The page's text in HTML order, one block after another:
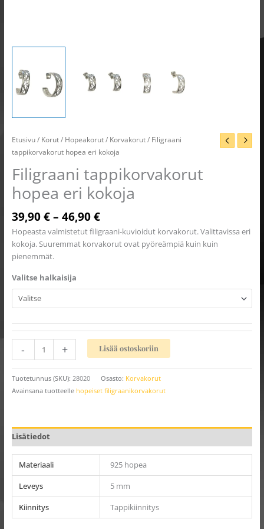
Etusivu/ Korut/ Hopeakorut/ Korvakorut/ Filigraani
tappikorvakorut hopea eri kokoja
Filigraani tappikorvakorut
hopea eri kokoja
39,90€ – 46,90€
Hopeasta valmistetut filigraani-kuvioidut korvakorut. Valittavissa eri
kokoja. Suuremmat korvakorut ovat pyöreämpiä kuin kuin
pienemmät.
Valitse halkaisija
- + Lisää ostoskoriin
Tuotetunnus (SKU): 28020 Osasto: Korvakorut
Avainsana tuotteelle hopeiset filigraanikorvakorut
Lisätiedot
Materiaali
925 hopea
Leveys
5 mm
Kiinnitys
Tappikiinnitys